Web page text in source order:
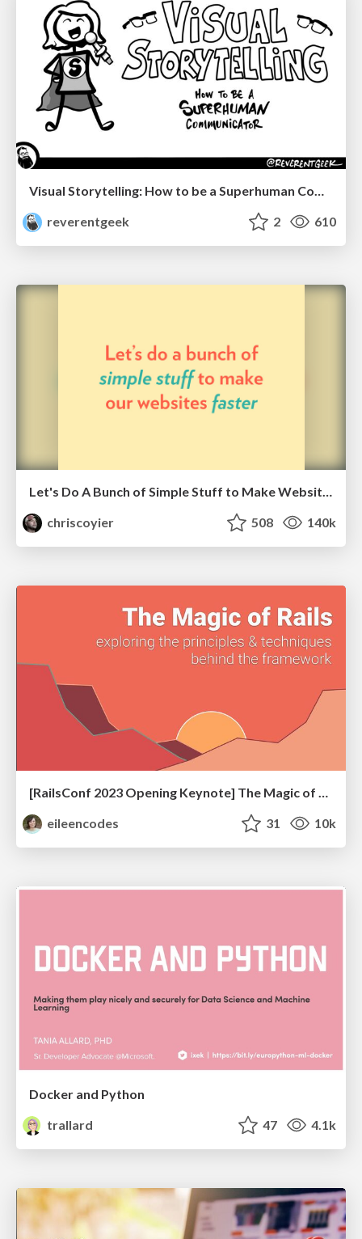
reverentgeek
2 610
Let's Do A Bunch of Simple Stuff to Make Websites Faster
chriscoyier
508 140k
[RailsConf 2023 Opening Keynote] The Magic of Rails
eileencodes
31 10k
Docker and Python
trallard
47 4.1k